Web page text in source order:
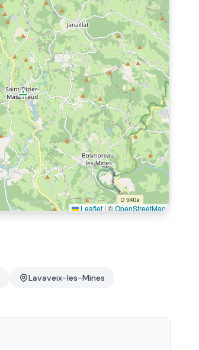
Leaflet | ©OpenStreetMap
Lavaveix-les-Mines